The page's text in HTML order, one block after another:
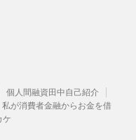
個人間融資田中自己紹介
私が消費者金融からお金を借
ケ